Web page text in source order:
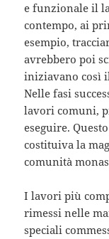
e funzionale il
contempo, ai
esempio,
avrebbero poi
iniziavano così
Nelle fasi
lavori comuni,
eseguire.
costituiva la
comunità
I lavori più
rimessi nelle
speciali